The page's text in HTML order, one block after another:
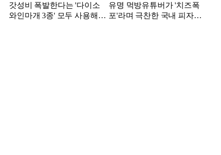
갓성비 폭발한다는 '다이소
와인마개 3종' 모두 사용해본
유명 먹방유튜버가 '치즈폭
포'라며 극찬한 국내 피자집,